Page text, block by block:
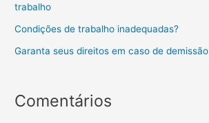
trabalho
Condições de trabalho inadequadas?
Garanta seus direitos em caso de
Comentários